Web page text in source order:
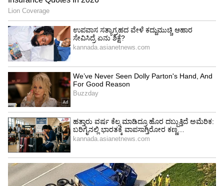
ಒತ್ತಡ ರಹಿತ ಊಟ:
ಕೆಲವರಿಗೆ, ಶಾಂತ ವಾತಾವರಣದಲ್ಲಿ ಒಂಟಿಯಾಗಿ ಊಟ
ಮಾಡುವುದರಿಂದ ಸಾಮಾಜಿಕ ಒತ್ತಡದಿಂದ ಪರಿಹಾರ
ಸಿಗುತ್ತದೆ. ಅವರು ಇತರರನ್ನು ಮೆಚ್ಚಿಸುವ ಅಥವಾ
ಸಂಭಾಷಣೆಯನ್ನು ನಿರ್ವಹಿಸುವ ಬಗ್ಗೆ ಚಿಂತಿಸಬೇಕಾಗಿಲ್ಲ.
ಸೋಶಿಯಲ್ ಮೀಡಿಯಾ ಎಫೆಕ್ಟ್:
ಇನ್‌ಸ್ಟಾಗ್ರಾಮ್ ಮತ್ತು ಫೇಸ್‌ಬುಕ್‌ನಂತಹ ಸಾಮಾಜಿಕ
ವೇದಿಕೆಗಳು ಈ ಟ್ರೆಂಡ್ ನ್ನು ವೈರಲ್ ಮಾಡುವಲ್ಲಿ ಪ್ರಮುಖ
ಪಾತ್ರ ವಹಿಸಿವೆ. ಹಾಗಾಗಿ ಜನರು ಸಹ ತಾವು ಸೋಲೋ
ಡೈನಿಂಗ್ ಮಾಡುತ್ತಿರುವುದನ್ನು ತೋರಿಸಲು ಹೆಚ್ಚಾಗಿ ಒಬ್ಬರೇ
ಊಟ ಮಾಡುತ್ತಾರೆ.